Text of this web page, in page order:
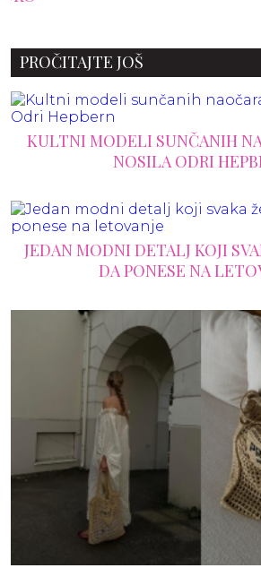
PROČITAJTE JOŠ
KULTNI MODELI SUNČANIH
NOSILA ODRI
JEDAN MODNI DETALJ KOJI
DA PONESE NA